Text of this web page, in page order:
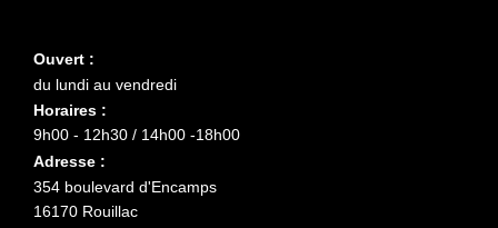
Ouvert :
du lundi au vendredi
Horaires :
9h00 - 12h30 / 14h00 -18h00
Adresse :
354 boulevard d'Encamps
16170 Rouillac